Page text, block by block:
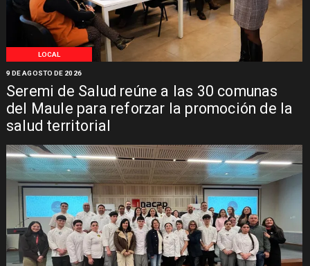
LOCAL
Seremi de Salud reúne a las 30 comunas
del Maule para reforzar la promoción de la
salud territorial
9 DE AGOSTO DE 2026